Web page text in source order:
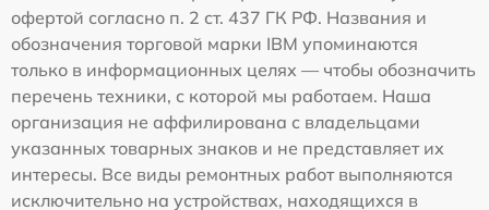
офертой согласно п. 2 ст. 437 ГК РФ. Названия и
обозначения торговой марки IBM упоминаются
только в информационных целях — чтобы обозначить
перечень техники, с которой мы работаем. Наша
организация не аффилирована с владельцами
указанных товарных знаков и не представляет их
интересы. Все виды ремонтных работ выполняются
исключительно на устройствах, находящихся в